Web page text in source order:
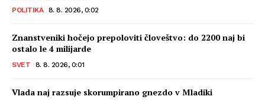
POLITIKA 8. 8. 2026, 0:02
Znanstveniki hočejo prepoloviti človeštvo: do 2200 naj bi
ostalo le 4 milijarde
SVET 8. 8. 2026, 0:01
Vlada naj razsuje skorumpirano gnezdo v Mladiki